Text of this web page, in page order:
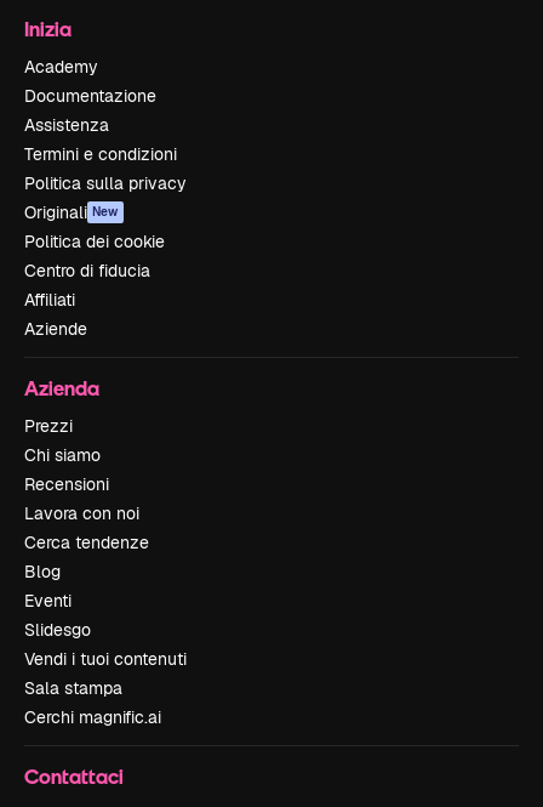
Inizia
Academy
Documentazione
Assistenza
Termini e condizioni
Politica sulla privacy
Originali New
Politica dei cookie
Centro di fiducia
Affiliati
Aziende
Azienda
Prezzi
Chi siamo
Recensioni
Lavora con noi
Cerca tendenze
Blog
Eventi
Slidesgo
Vendi i tuoi contenuti
Sala stampa
Cerchi magnific.ai
Contattaci